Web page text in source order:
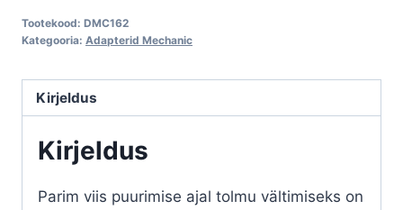
AQUADUSTER
Tootekood: DMC162
Kategooria: Adapterid Mechanic
Kirjeldus
Kirjeldus
Parim viis puurimise ajal tolmu vältimiseks on